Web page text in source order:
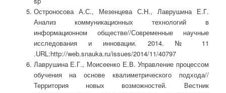
Остроносова А.С., Мезенцева С.Н., Лаврушина Е.Г.
Анализ коммуникационных технологий в
информационном обществе//Современные научные
исследования и инновации. 2014. № 11
.URL:http://web.snauka.ru/issues/2014/11/40797
Лаврушина Е.Г., Моисеенко Е.В. Управление процессом
обучения на основе квалиметрического подхода//
Территория новых возможностей. Вестник